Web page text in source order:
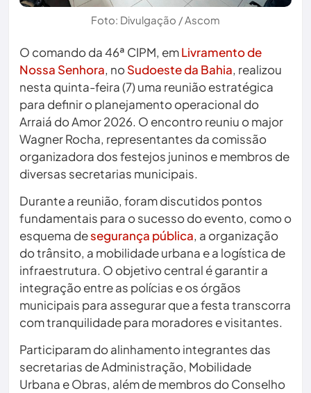
Foto: Divulgação / Ascom
O comando da 46ª CIPM, emLivramento de
Nossa Senhora, noSudoeste da Bahia, realizou
nesta quinta-feira (7) uma reunião estratégica
para definir o planejamento operacional do
Arraiá do Amor 2026. O encontro reuniu o major
Wagner Rocha, representantes da comissão
organizadora dos festejos juninos e membros de
diversas secretarias municipais.
Durante a reunião, foram discutidos pontos
fundamentais para o sucesso do evento, como o
esquema desegurança pública, a organização
do trânsito, a mobilidade urbana e a logística de
infraestrutura. O objetivo central é garantir a
integração entre as polícias e os órgãos
municipais para assegurar que a festa transcorra
com tranquilidade para moradores e visitantes.
Participaram do alinhamento integrantes das
secretarias de Administração, Mobilidade
Urbana e Obras, além de membros do Conselho